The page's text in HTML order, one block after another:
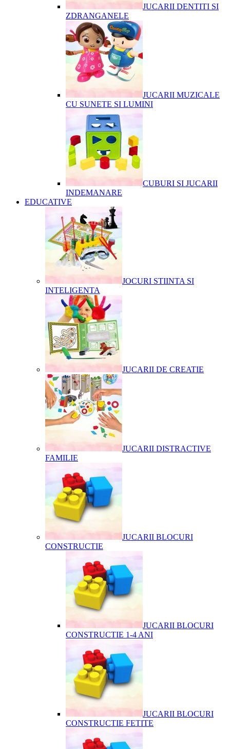
JUCARII DENTITI SI
ZDRANGANELE
JUCARII MUZICALE
CU SUNETE SI LUMINI
CUBURI SI JUCARII
INDEMANARE
EDUCATIVE
JOCURI STIINTA SI
INTELIGENTA
JUCARII DE CREATIE
JUCARII DISTRACTIVE
FAMILIE
JUCARII BLOCURI
CONSTRUCTIE
JUCARII BLOCURI
CONSTRUCTIE 1-4 ANI
JUCARII BLOCURI
CONSTRUCTIE FETITE